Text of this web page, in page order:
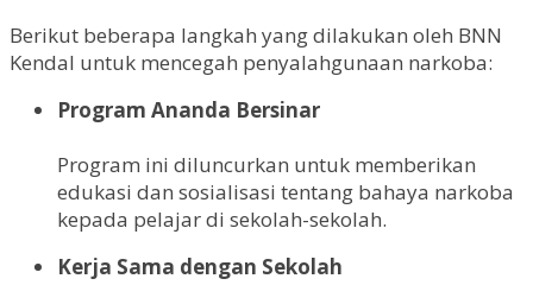
Berikut beberapa langkah yang dilakukan oleh BNN
Kendal untuk mencegah penyalahgunaan narkoba:
Program Ananda Bersinar
Program ini diluncurkan untuk memberikan
edukasi dan sosialisasi tentang bahaya narkoba
kepada pelajar di sekolah-sekolah.
Kerja Sama dengan Sekolah